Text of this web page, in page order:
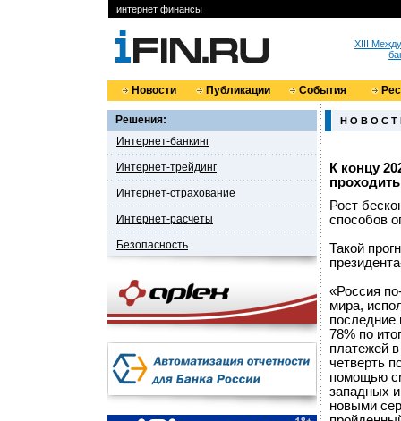
интернет финансы
XIII
Новости Публикации События
Решения:
Интернет-банкинг
Интернет-трейдинг
Интернет-страхование
Интернет-расчеты
Безопасность
Н О В О С Т
К концу
Рост
способов
Такой
«Россия
мира,
последние
78% по
платежей
четверть
помощью
западных
новыми